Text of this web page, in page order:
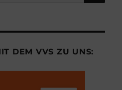
DEM VVS ZU UNS: